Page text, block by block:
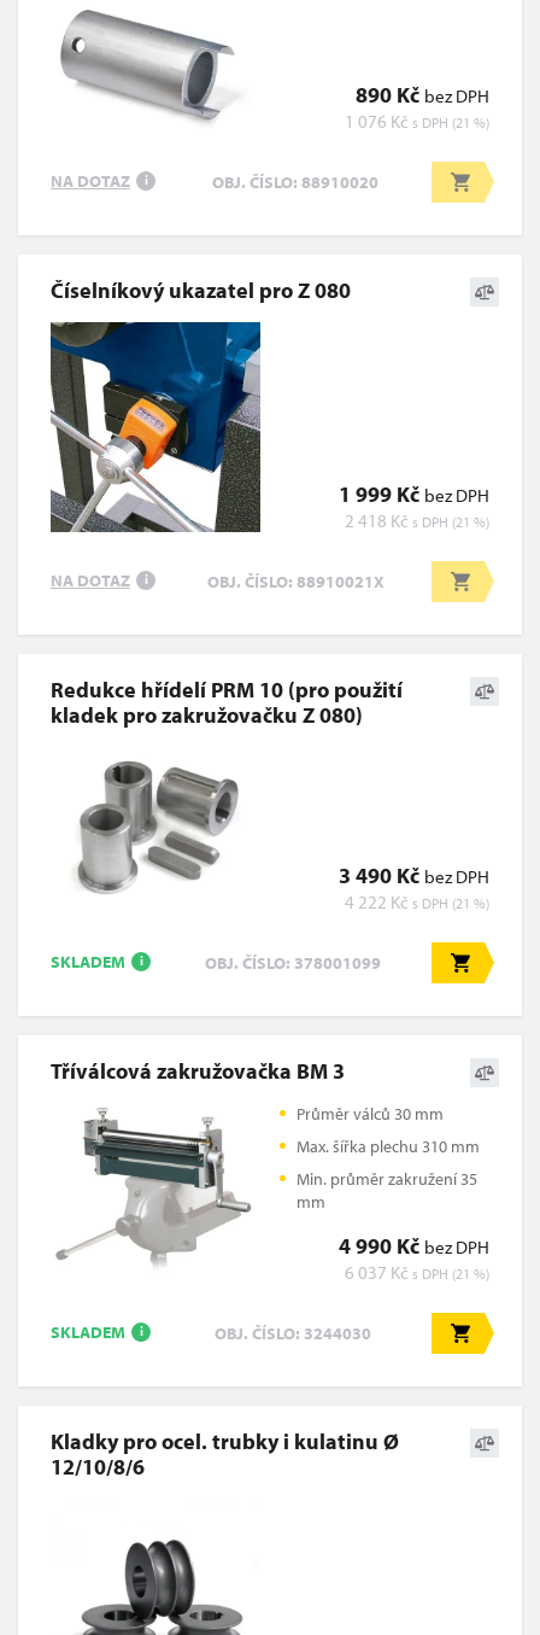
890 Kč bez DPH
1 076 Kč s DPH (21 %)
NA DOTAZ i OBJ. ČÍSLO: 88910020
Číselníkový ukazatel pro Z 080
1 999 Kč bez DPH
2 418 Kč s DPH (21 %)
NA DOTAZ i OBJ. ČÍSLO: 88910021X
Redukce hřídelí PRM 10 (pro použití
kladek pro zakružovačku Z 080)
3 490 Kč bez DPH
4 222 Kč s DPH (21 %)
SKLADEM i OBJ. ČÍSLO: 378001099
Tříválcová zakružovačka BM 3
Průměr válců 30 mm
Max. šířka plechu 310 mm
Min. průměr zakružení 35
mm
4 990 Kč bez DPH
6 037 Kč s DPH (21 %)
SKLADEM i OBJ. ČÍSLO: 3244030
Kladky pro ocel. trubky i kulatinu Ø
12/10/8/6